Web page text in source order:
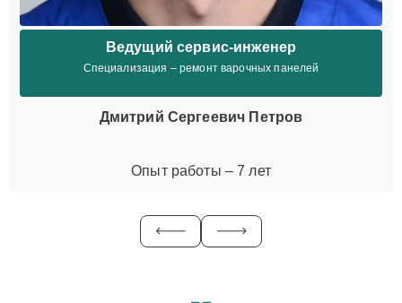
Ведущий сервис-инженер
Специализация – ремонт варочных панелей
Дмитрий Сергеевич Петров
Опыт работы – 7 лет